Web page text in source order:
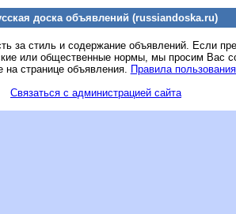
доска объявлений (russiandoska.ru)
за стиль и содержание объявлений. Если
или общественные нормы, мы просим Вас
странице объявления. Правила
Связаться с администрацией сайта